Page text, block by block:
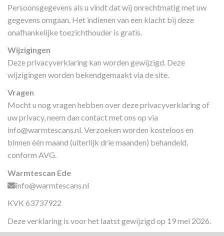
Persoonsgegevens als u vindt dat wij onrechtmatig met uw
gegevens omgaan. Het indienen van een klacht bij deze
onafhankelijke toezichthouder is gratis.
Wijzigingen
Deze privacyverklaring kan worden gewijzigd. Deze
wijzigingen worden bekendgemaakt via de site.
Vragen
Mocht u nog vragen hebben over deze privacyverklaring of
uw privacy, neem dan contact met ons op via
info@warmtescans.nl. Verzoeken worden kosteloos en
binnen één maand (uiterlijk drie maanden) behandeld,
conform AVG.
Warmtescan Ede
info@warmtescans.nl
KVK 63737922
Deze verklaring is voor het laatst gewijzigd op 19 mei 2026.